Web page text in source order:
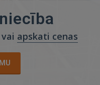
vai apskati cenas